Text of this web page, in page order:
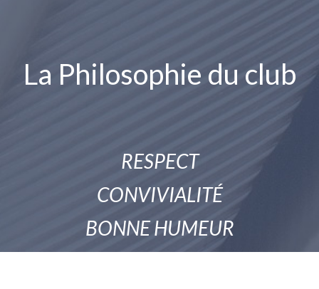
La Philosophie du club
RESPECT
CONVIVIALITÉ
BONNE HUMEUR